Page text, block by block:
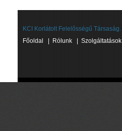
KCI Korlátolt Felelősségű Társaság.
Főoldal
Rólunk Szolgáltatások